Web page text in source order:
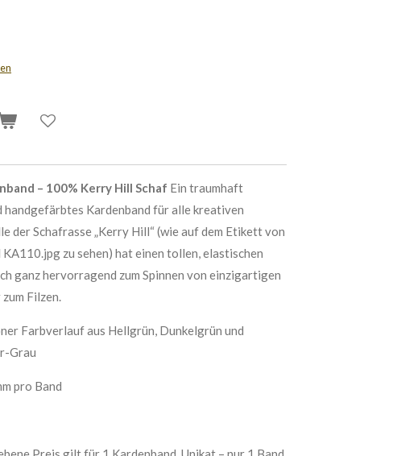
– 100% Kerry Hill Schaf Ein traumhaft
handgefärbtes Kardenband für alle kreativen
der Schafrasse „Kerry Hill“ (wie auf dem Etikett von
zu sehen) hat einen tollen, elastischen
ganz hervorragend zum Spinnen von einzigartigen
Filzen.
Farbverlauf aus Hellgrün, Dunkelgrün und
Grau
pro Band